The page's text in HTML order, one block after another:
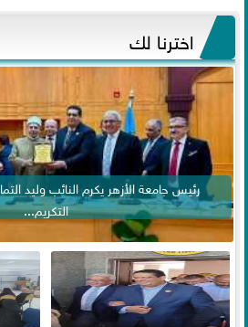
اخترنا لك
رئيس جامعة الأزهر يكرم النائب وليد
التكريم...